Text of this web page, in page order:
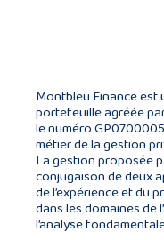
Montbleu Finance est
portefeuille agréée
le numéro
métier de la gestion
La gestion proposée
conjugaison de deux
de l’expérience et du
dans les domaines de
l’analyse